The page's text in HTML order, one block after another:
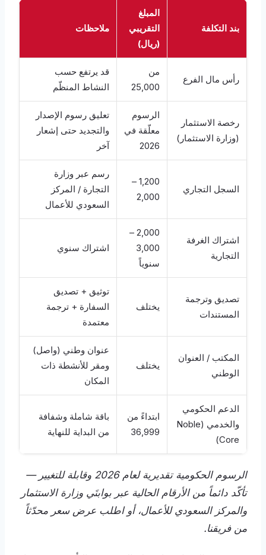
بند التكلفة
المبلغ
التقريبي
(ريال)
ملاحظات
رأس مال الفرع
من
25,000
قد يرتفع حسب
النشاط المنظّم
رخصة الاستثمار
(وزارة الاستثمار)
الرسوم
معلّقة في
2026
تعليق رسوم الإصدار
والتجديد حتى إشعار
آخر
السجل التجاري
1,200 –
2,000
رسم عبر وزارة
التجارة / المركز
السعودي للأعمال
اشتراك الغرفة
التجارية
2,000 –
3,000
سنوياً
اشتراك سنوي
تصديق وترجمة
المستندات
يختلف
توثيق + تصديق
السفارة + ترجمة
معتمدة
المكتب / العنوان
الوطني
يختلف
عنوان وطني (واصل)
ومقر للأنشطة ذات
المكان
الدعم الحكومي
والخدمي (Noble
Core)
ابتداءً من
36,999
باقة شاملة وشفافة
من البداية للنهاية
الرسوم الحكومية تقديرية لعام 2026 وقابلة للتغيير —
تأكّد دائماً من الأرقام الحالية عبر بوابتَي وزارة الاستثمار
والمركز السعودي للأعمال، أو اطلب عرض سعر محدّثاً
من فريقنا.